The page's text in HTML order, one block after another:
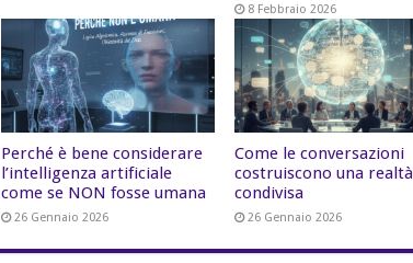
8 Febbraio 2026
Perché è bene considerare
l’intelligenza artificiale
come se NON fosse umana
26 Gennaio 2026
Come le conversazioni
costruiscono una realtà
condivisa
26 Gennaio 2026